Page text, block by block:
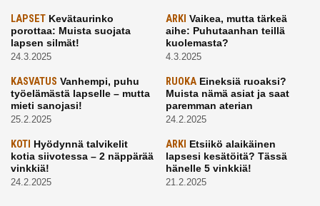
LAPSET Kevätaurinko
porottaa: Muista suojata
lapsen silmät!
24.3.2025
ARKI Vaikea, mutta tärkeä
aihe: Puhutaanhan teillä
kuolemasta?
4.3.2025
KASVATUS Vanhempi, puhu
työelämästä lapselle – mutta
mieti sanojasi!
25.2.2025
RUOKAEineksiä ruoaksi?
Muista nämä asiat ja saat
paremman aterian
24.2.2025
KOTI Hyödynnä talvikelit
kotia siivotessa – 2 näppärää
vinkkiä!
24.2.2025
ARKI Etsiikö alaikäinen
lapsesi kesätöitä? Tässä
hänelle 5 vinkkiä!
21.2.2025